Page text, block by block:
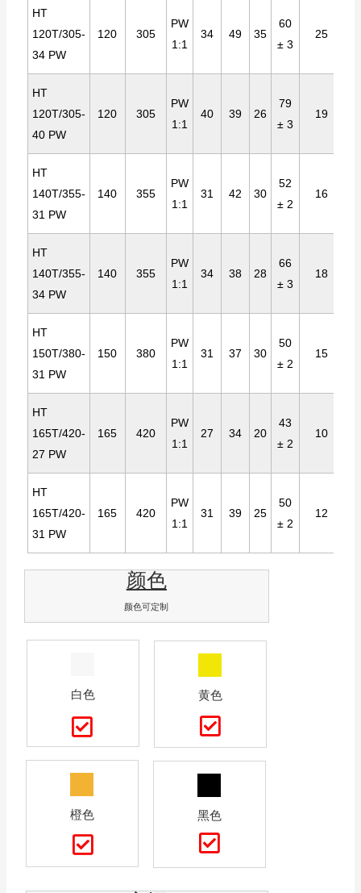
HT
120T/305-
34 PW
120 305
PW
1:1
34 49 35
60
± 3
25
HT
120T/305-
40 PW
120 305
PW
1:1
40 39 26
79
± 3
19
HT
140T/355-
31 PW
140 355
PW
1:1
31 42 30
52
± 2
16
HT
140T/355-
34 PW
140 355
PW
1:1
34 38 28
66
± 3
18
HT
150T/380-
31 PW
150 380
PW
1:1
31 37 30
50
± 2
15
HT
165T/420-
27 PW
165 420
PW
1:1
27 34 20
43
± 2
10
HT
165T/420-
31 PW
165 420
PW
1:1
31 39 25
50
± 2
12
颜色
颜色可定制
白色 黄色
橙色 黑色